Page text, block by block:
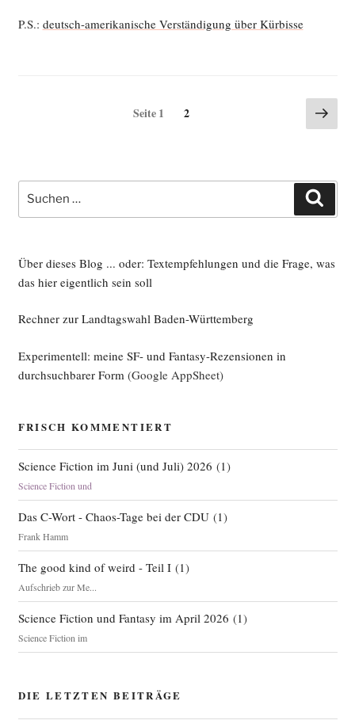
P.S.: deutsch-ame­ri­ka­ni­sche Ver­stän­di­gung über Kürbisse
Seitennummerierung
Seite1 Seite
2
Seite
Suche
nach:
Über dieses Blog ... oder: Textempfehlungen und die Frage, was
das hier eigentlich sein soll
Rechner zur Landtagswahl Baden-Württemberg
Experimentell: meine SF- und Fantasy-Rezensionen in
durchsuchbarer Form (Google AppSheet)
FRISCH KOMMENTIERT
Science Fiction im Juni (und Juli) 2026 (1)
Science Fiction und
Das C-Wort - Chaos-Tage bei der CDU(1)
Frank Hamm
The good kind of weird - Teil I(1)
Aufschrieb zur Me...
Science Fiction und Fantasy im April 2026 (1)
Science Fiction im
DIE LETZTEN BEITRÄGE